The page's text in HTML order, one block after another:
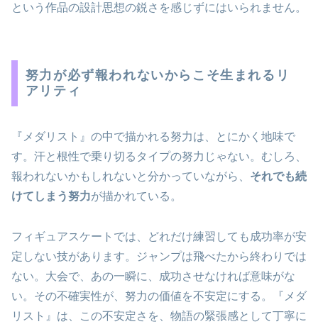
という作品の設計思想の鋭さを感じずにはいられません。
努力が必ず報われないからこそ生まれるリ
アリティ
『メダリスト』の中で描かれる努力は、とにかく地味で
す。汗と根性で乗り切るタイプの努力じゃない。むしろ、
報われないかもしれないと分かっていながら、 それでも続
けてしまう努力が描かれている。
フィギュアスケートでは、どれだけ練習しても成功率が安
定しない技があります。ジャンプは飛べたから終わりでは
ない。大会で、あの一瞬に、成功させなければ意味がな
い。その不確実性が、努力の価値を不安定にする。『メダ
リスト』は、この不安定さを、物語の緊張感として丁寧に